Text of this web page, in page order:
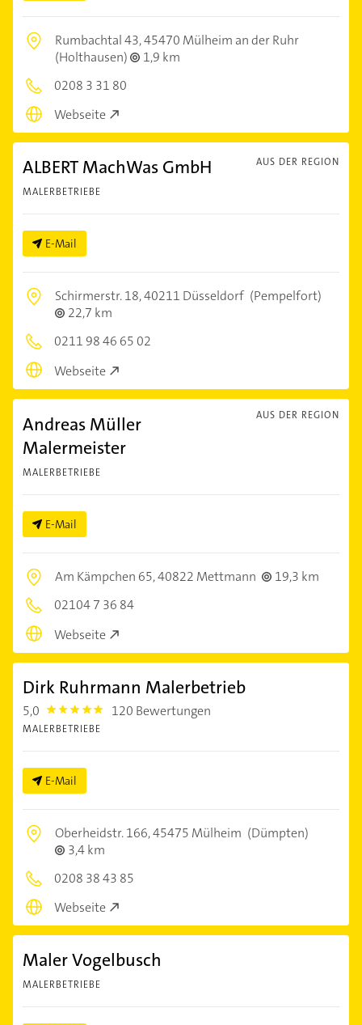
Rumbachtal 43,45470 Mülheim an der Ruhr
(Holthausen)
1,9 km
0208 3 31 80
Webseite
AUS DER REGION
ALBERT MachWas GmbH
MALERBETRIEBE
E-Mail
Schirmerstr. 18,40211 Düsseldorf (Pempelfort)
22,7 km
0211 98 46 65 02
Webseite
AUS DER REGION
Andreas Müller
Malermeister
MALERBETRIEBE
E-Mail
Am Kämpchen 65,40822 Mettmann
19,3 km
02104 7 36 84
Webseite
Dirk Ruhrmann Malerbetrieb
5,0 5.0 120 Bewertungen
MALERBETRIEBE
E-Mail
Oberheidstr. 166,45475 Mülheim (Dümpten)
3,4 km
0208 38 43 85
Webseite
Maler Vogelbusch
MALERBETRIEBE